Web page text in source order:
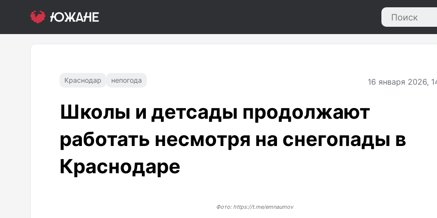
Краснодар непогода 16 января 2026,
Школы и детсады продолжают
работать несмотря на снегопады в
Краснодаре
Фото: https://t.me/emnaumov